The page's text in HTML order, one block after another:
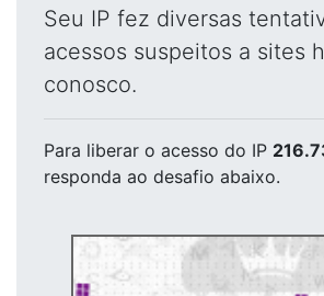
Seu IP fez diversas
acessos suspeitos a sites
conosco.
Para liberar o acesso do IP
responda ao desafio abaixo.